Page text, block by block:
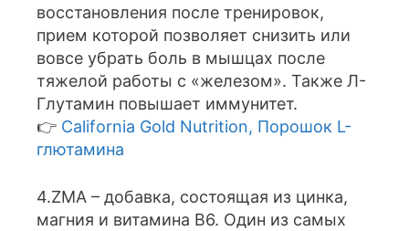
восстановления после тренировок,
прием которой позволяет снизить или
вовсе убрать боль в мышцах после
тяжелой работы с «железом». Также Л-
Глутамин повышает иммунитет.
👉 California Gold Nutrition, Порошок L-
глютамина
4.ZMA – добавка, состоящая из цинка,
магния и витамина B6. Один из самых